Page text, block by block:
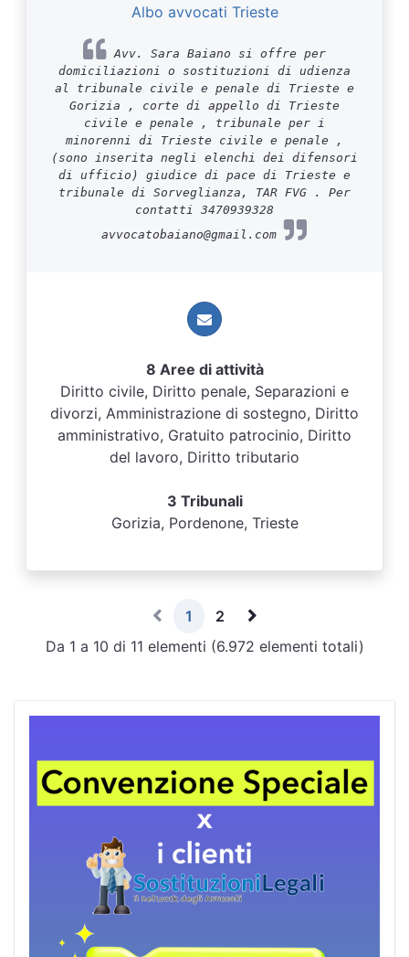
Albo avvocati Trieste
Avv. Sara Baiano si offre per
domiciliazioni o sostituzioni di udienza
al tribunale civile e penale di Trieste e
Gorizia , corte di appello di Trieste
civile e penale , tribunale per i
minorenni di Trieste civile e penale ,
(sono inserita negli elenchi dei difensori
di ufficio) giudice di pace di Trieste e
tribunale di Sorveglianza, TAR FVG . Per
contatti 3470939328
avvocatobaiano@gmail.com
8 Aree di attività
Diritto civile, Diritto penale, Separazioni e
divorzi, Amministrazione di sostegno, Diritto
amministrativo, Gratuito patrocinio, Diritto
del lavoro, Diritto tributario
3 Tribunali
Gorizia, Pordenone, Trieste
1
2
Da 1 a 10 di 11 elementi (6.972 elementi totali)